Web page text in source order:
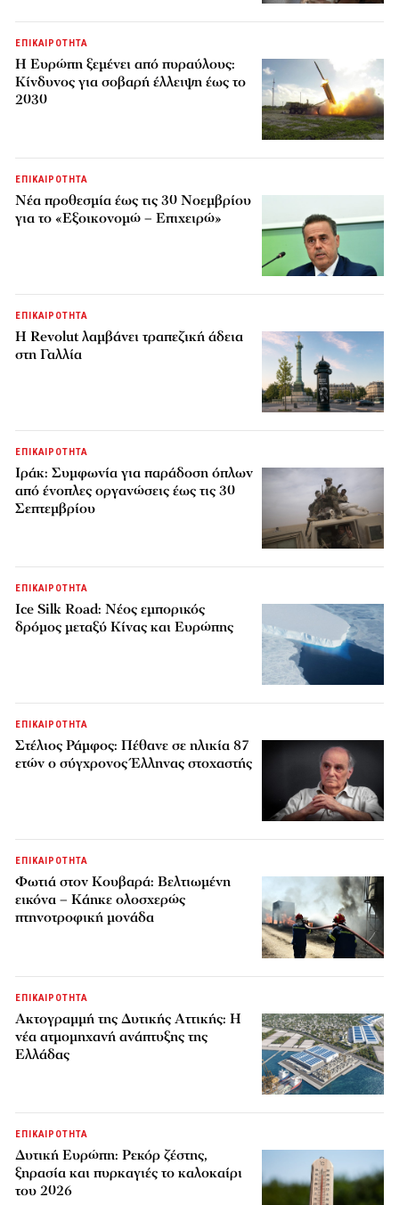
ΕΠΙΚΑΙΡΟΤΗΤΑ
H Ευρώπη ξεμένει από πυραύλους:
Κίνδυνος για σοβαρή έλλειψη έως το
2030
ΕΠΙΚΑΙΡΟΤΗΤΑ
Νέα προθεσμία έως τις 30 Νοεμβρίου
για το «Εξοικονομώ – Επιχειρώ»
ΕΠΙΚΑΙΡΟΤΗΤΑ
Η Revolut λαμβάνει τραπεζική άδεια
στη Γαλλία
ΕΠΙΚΑΙΡΟΤΗΤΑ
Ιράκ: Συμφωνία για παράδοση όπλων
από ένοπλες οργανώσεις έως τις 30
Σεπτεμβρίου
ΕΠΙΚΑΙΡΟΤΗΤΑ
Ice Silk Road: Nέος εμπορικός
δρόμος μεταξύ Κίνας και Ευρώπης
ΕΠΙΚΑΙΡΟΤΗΤΑ
Στέλιος Ράμφος: Πέθανε σε ηλικία 87
ετών ο σύγχρονος Έλληνας στοχαστής
ΕΠΙΚΑΙΡΟΤΗΤΑ
Φωτιά στον Κουβαρά: Βελτιωμένη
εικόνα – Κάηκε ολοσχερώς
πτηνοτροφική μονάδα
ΕΠΙΚΑΙΡΟΤΗΤΑ
Ακτογραμμή της Δυτικής Αττικής: Η
νέα ατμομηχανή ανάπτυξης της
Ελλάδας
ΕΠΙΚΑΙΡΟΤΗΤΑ
Δυτική Ευρώπη: Ρεκόρ ζέστης,
ξηρασία και πυρκαγιές το καλοκαίρι
του 2026